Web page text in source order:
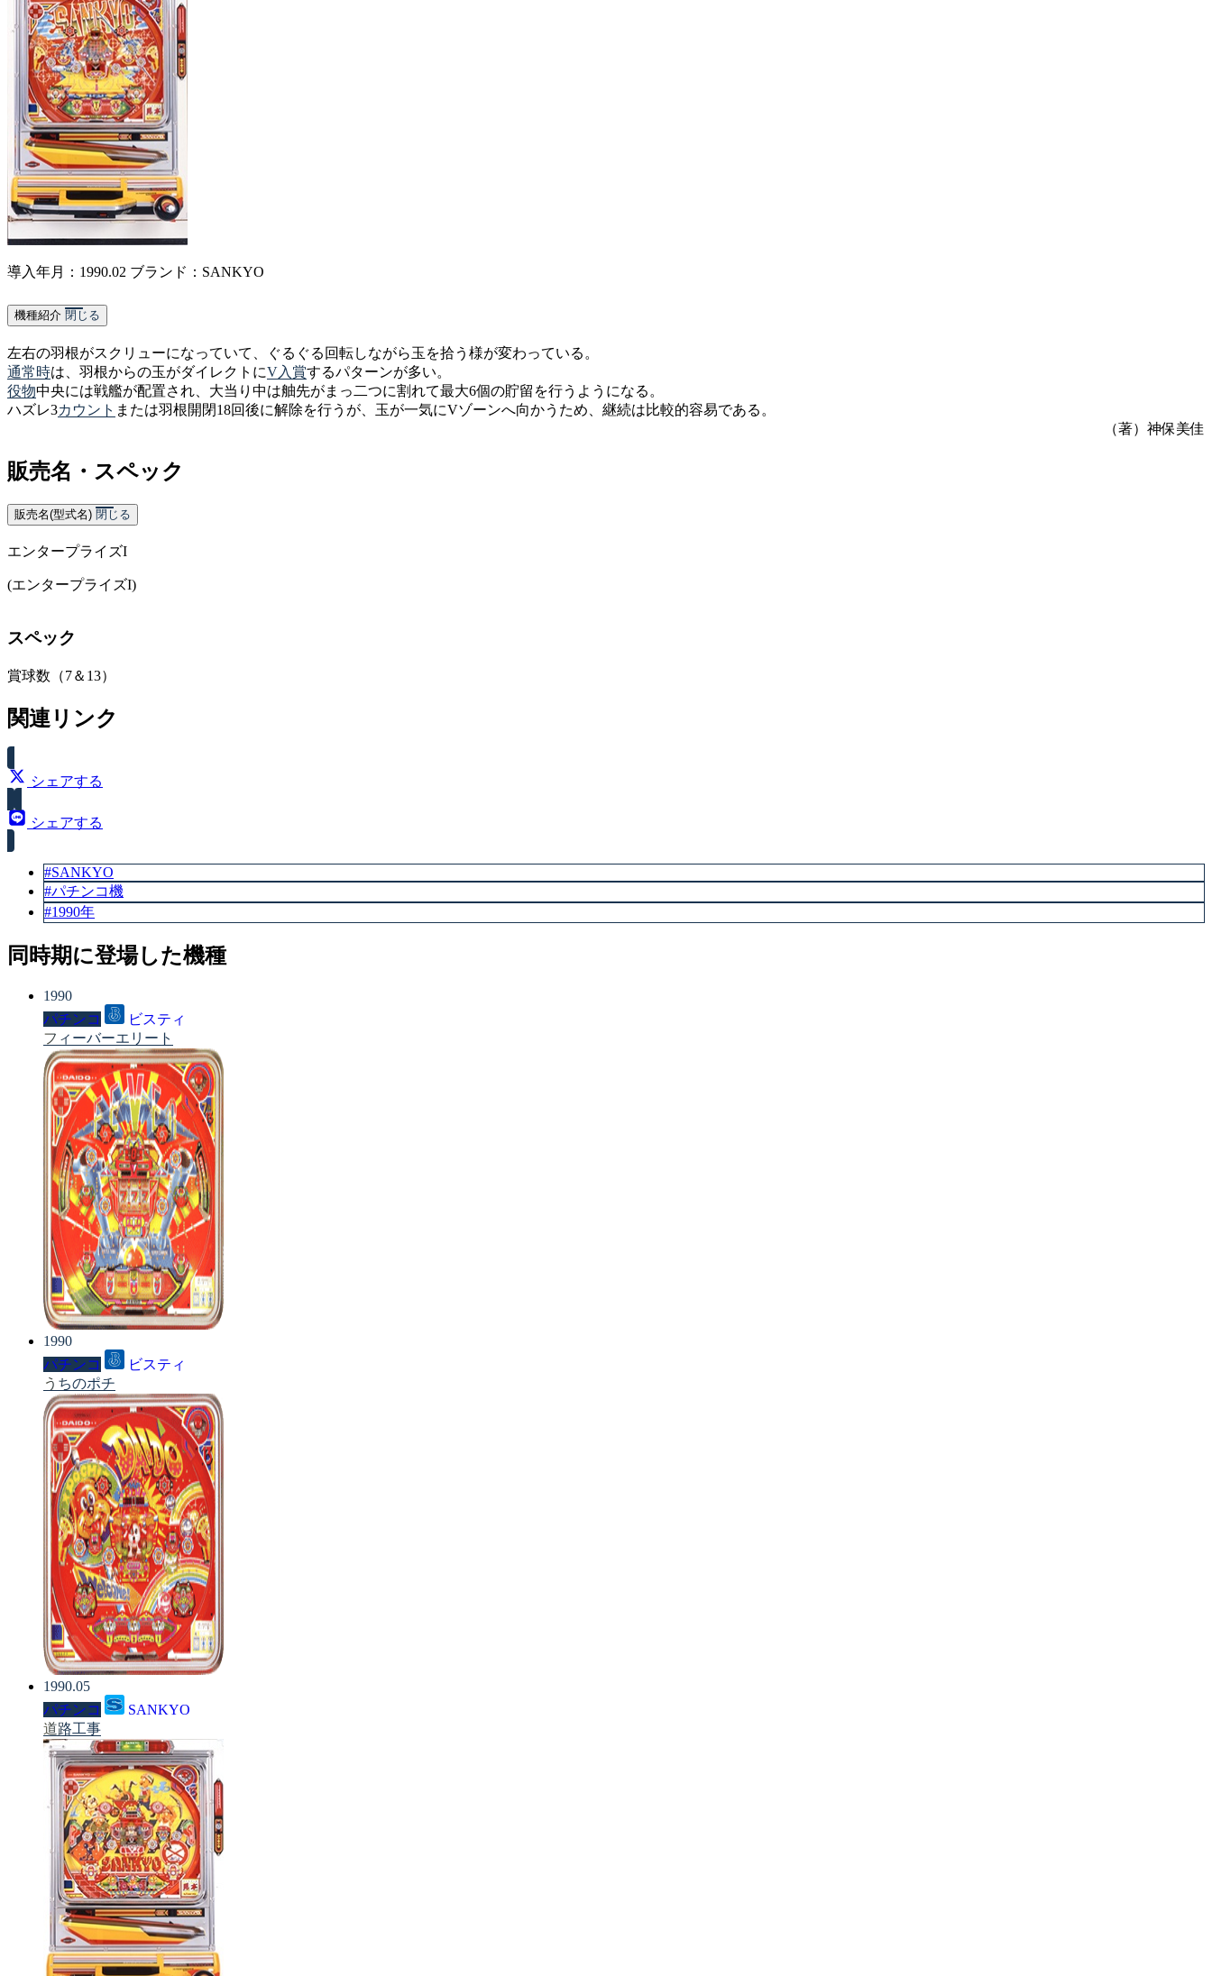
導入年月：1990.02 ブランド：SANKYO
機種紹介 閉じる
左右の羽根がスクリューになっていて、ぐるぐる回転しながら玉を拾う様が変わっている。
通常時は、羽根からの玉がダイレクトにV入賞するパターンが多い。
役物中央には戦艦が配置され、大当り中は舳先がまっ二つに割れて最大6個の貯留を行うようになる。
ハズレ3カウント または羽根開閉18回後に解除を行うが、玉が一気にVゾーンへ向かうため、継続は比較的容易である。
（著）神保美佳
販売名・スペック
販売名(型式名) 閉じる
エンタープライズI
(エンタープライズI)
スペック
賞球数（7＆13）
関連リンク
シェアする
シェアする
#SANKYO
#パチンコ機
#1990年
同時期に登場した機種
1990
パチンコ
ビスティ
フィーバーエリート
1990
パチンコ
ビスティ
うちのポチ
1990.05
パチンコ
SANKYO
道路工事